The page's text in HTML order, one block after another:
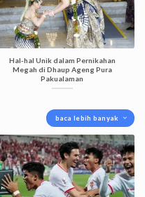
Hal-hal Unik dalam Pernikahan
Megah di Dhaup Ageng Pura
Pakualaman
baca lebih banyak